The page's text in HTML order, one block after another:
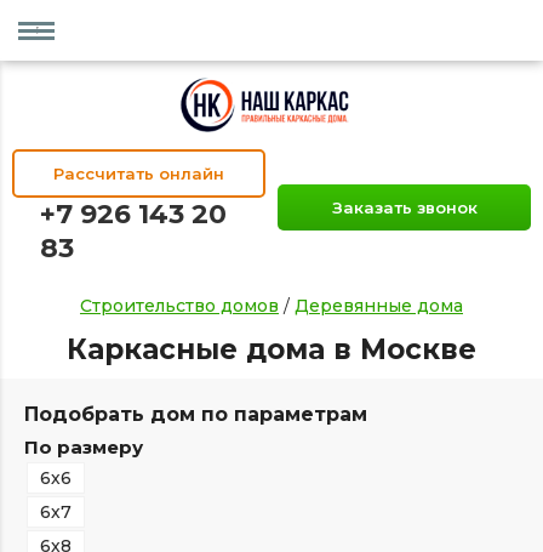
Рассчитать онлайн
+7 926 143 20
83
Заказать звонок
Строительство домов / Деревянные дома
Каркасные дома в Москве
Подобрать дом по параметрам
По размеру
6х6
6х7
6х8